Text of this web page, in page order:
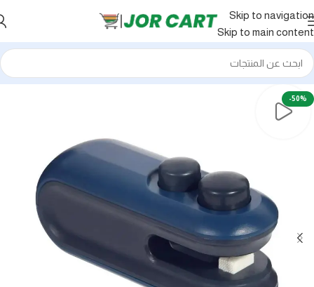
Skip to navigation
Skip to main content
-50%